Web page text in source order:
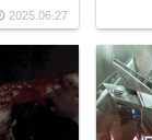
2025.06.27